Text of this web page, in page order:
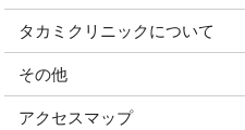
タカミクリニックについて
その他
アクセスマップ